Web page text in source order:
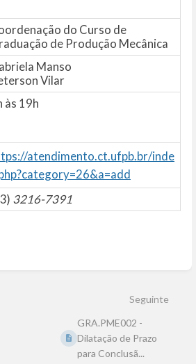
do Curso de
de Produção Mecânica
Manso
Vilar
às 19h
atendimento.ct.ufpb.br/inde
3216-7391
Seguinte
GRA.PME002 -
Dilatação de Prazo
para Conclusã...